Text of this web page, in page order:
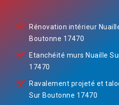
Rénovation intérieur
Boutonne 17470
Etanchéité murs Nuaille
17470
Ravalement projeté et
Sur Boutonne 17470